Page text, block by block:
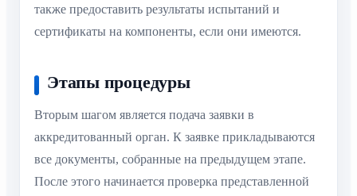
также предоставить результаты испытаний и
сертификаты на компоненты, если они имеются.
Этапы процедуры
Вторым шагом является подача заявки в
аккредитованный орган. К заявке прикладываются
все документы, собранные на предыдущем этапе.
После этого начинается проверка представленной